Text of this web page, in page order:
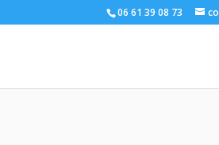
06 61 39 08 73